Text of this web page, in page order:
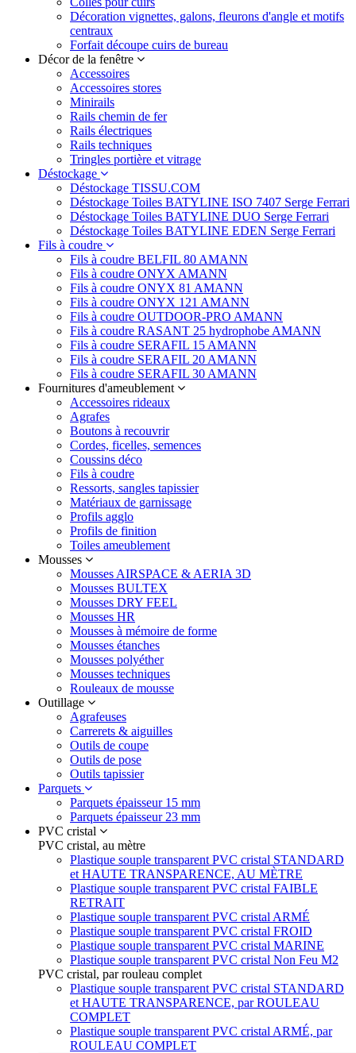
Décoration vignettes, galons, fleurons d'angle et motifs
centraux
Forfait découpe cuirs de bureau
Décor de la fenêtre
Accessoires
Accessoires stores
Minirails
Rails chemin de fer
Rails électriques
Rails techniques
Tringles portière et vitrage
Déstockage
Déstockage TISSU.COM
Déstockage Toiles BATYLINE ISO 7407 Serge Ferrari
Déstockage Toiles BATYLINE DUO Serge Ferrari
Déstockage Toiles BATYLINE EDEN Serge Ferrari
Fils à coudre
Fils à coudre BELFIL 80 AMANN
Fils à coudre ONYX AMANN
Fils à coudre ONYX 81 AMANN
Fils à coudre ONYX 121 AMANN
Fils à coudre OUTDOOR-PRO AMANN
Fils à coudre RASANT 25 hydrophobe AMANN
Fils à coudre SERAFIL 15 AMANN
Fils à coudre SERAFIL 20 AMANN
Fils à coudre SERAFIL 30 AMANN
Fournitures d'ameublement
Accessoires rideaux
Agrafes
Boutons à recouvrir
Cordes, ficelles, semences
Coussins déco
Fils à coudre
Ressorts, sangles tapissier
Matériaux de garnissage
Profils agglo
Profils de finition
Toiles ameublement
Mousses
Mousses AIRSPACE & AERIA 3D
Mousses BULTEX
Mousses DRY FEEL
Mousses HR
Mousses à mémoire de forme
Mousses étanches
Mousses polyéther
Mousses techniques
Rouleaux de mousse
Outillage
Agrafeuses
Carrerets & aiguilles
Outils de coupe
Outils de pose
Outils tapissier
Parquets
Parquets épaisseur 15 mm
Parquets épaisseur 23 mm
PVC cristal
PVC cristal, au mètre
Plastique souple transparent PVC cristal STANDARD
et HAUTE TRANSPARENCE, AU MÈTRE
Plastique souple transparent PVC cristal FAIBLE
RETRAIT
Plastique souple transparent PVC cristal ARMÉ
Plastique souple transparent PVC cristal FROID
Plastique souple transparent PVC cristal MARINE
Plastique souple transparent PVC cristal Non Feu M2
PVC cristal, par rouleau complet
Plastique souple transparent PVC cristal STANDARD
et HAUTE TRANSPARENCE, par ROULEAU
COMPLET
Plastique souple transparent PVC cristal ARMÉ, par
ROULEAU COMPLET